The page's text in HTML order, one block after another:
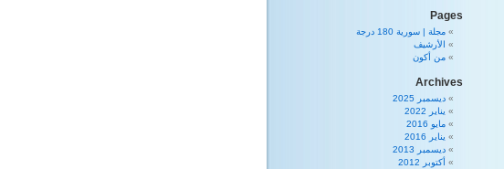
Pages
مجلة | سورية 180 درجة
الأرشيف
من أكون
Archives
ديسمبر 2025
يناير 2022
مايو 2016
يناير 2016
ديسمبر 2013
أكتوبر 2012